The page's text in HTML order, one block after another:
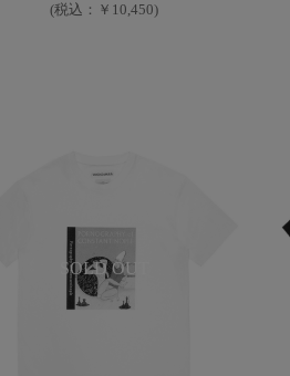
(税込：￥10,450)
SOLD OUT